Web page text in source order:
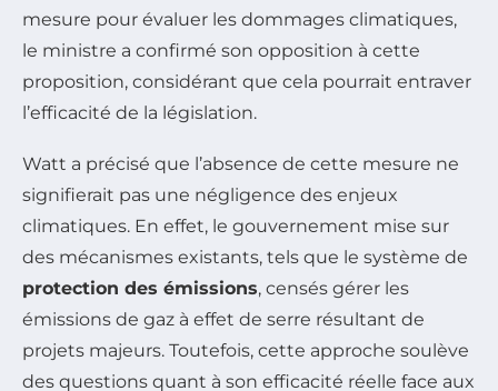
mesure pour évaluer les dommages climatiques,
le ministre a confirmé son opposition à cette
proposition, considérant que cela pourrait entraver
l’efficacité de la législation.
Watt a précisé que l’absence de cette mesure ne
signifierait pas une négligence des enjeux
climatiques. En effet, le gouvernement mise sur
des mécanismes existants, tels que le système de
protection des émissions, censés gérer les
émissions de gaz à effet de serre résultant de
projets majeurs. Toutefois, cette approche soulève
des questions quant à son efficacité réelle face aux